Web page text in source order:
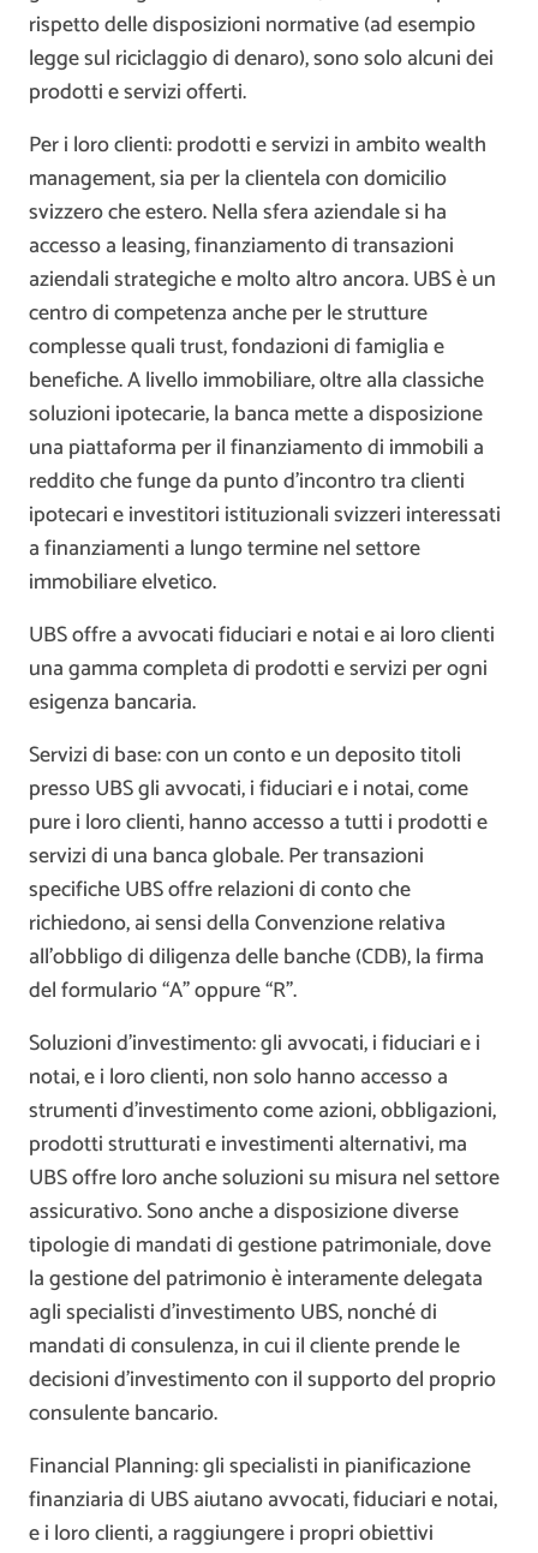
rispetto delle disposizioni normative (ad esempio
legge sul riciclaggio di denaro), sono solo alcuni dei
prodotti e servizi offerti.
Per i loro clienti: prodotti e servizi in ambito wealth
management, sia per la clientela con domicilio
svizzero che estero. Nella sfera aziendale si ha
accesso a leasing, finanziamento di transazioni
aziendali strategiche e molto altro ancora. UBS è un
centro di competenza anche per le strutture
complesse quali trust, fondazioni di famiglia e
benefiche. A livello immobiliare, oltre alla classiche
soluzioni ipotecarie, la banca mette a disposizione
una piattaforma per il finanziamento di immobili a
reddito che funge da punto d’incontro tra clienti
ipotecari e investitori istituzionali svizzeri interessati
a finanziamenti a lungo termine nel settore
immobiliare elvetico.
UBS offre a avvocati fiduciari e notai e ai loro clienti
una gamma completa di prodotti e servizi per ogni
esigenza bancaria.
Servizi di base: con un conto e un deposito titoli
presso UBS gli avvocati, i fiduciari e i notai, come
pure i loro clienti, hanno accesso a tutti i prodotti e
servizi di una banca globale. Per transazioni
specifiche UBS offre relazioni di conto che
richiedono, ai sensi della Convenzione relativa
all’obbligo di diligenza delle banche (CDB), la firma
del formulario “A” oppure “R”.
Soluzioni d’investimento: gli avvocati, i fiduciari e i
notai, e i loro clienti, non solo hanno accesso a
strumenti d’investimento come azioni, obbligazioni,
prodotti strutturati e investimenti alternativi, ma
UBS offre loro anche soluzioni su misura nel settore
assicurativo. Sono anche a disposizione diverse
tipologie di mandati di gestione patrimoniale, dove
la gestione del patrimonio è interamente delegata
agli specialisti d’investimento UBS, nonché di
mandati di consulenza, in cui il cliente prende le
decisioni d’investimento con il supporto del proprio
consulente bancario.
Financial Planning: gli specialisti in pianificazione
finanziaria di UBS aiutano avvocati, fiduciari e notai,
e i loro clienti, a raggiungere i propri obiettivi